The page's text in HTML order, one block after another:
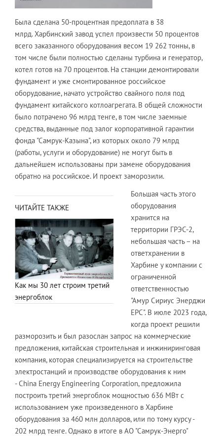
Была сделана 50-процентная предоплата в 38
млрд. Харбинский завод успел произвести 50 процентов
всего заказанного оборудования весом 19 262 тонны, в
том числе были полностью сделаны турбина и генератор,
котел готов на 70 процентов. На станции демонтировали
фундамент и уже смонтированное российское
оборудование, начато устройство свайного поля под
фундамент китайского котлоагрегата. В общей сложности
было потрачено 96 млрд тенге, в том числе заемные
средства, выданные под залог корпоративной гарантии
фонда "Самрук-Казына", из которых около 79 млрд
(работы, услуги и оборудование) не могут быть в
дальнейшем использованы при замене оборудования
обратно на российское. И проект заморозили.
ЧИТАЙТЕ ТАКЖЕ
Как мы 30 лет строим третий
энергоблок
Большая часть этого
оборудования
хранится на
территории ГРЭС-2,
небольшая часть – на
ответхранении в
Харбине у компании с
ограниченной
ответственностью
"Амур Сириус Энерджи
ЕРС". В июле 2023 года,
когда проект решили
разморозить и был разослан запрос на коммерческие
предложения, китайская строительная и инжиниринговая
компания, которая специализируется на строительстве
электростанций и производстве оборудования к ним
- China Energy Engineering Corporation, предложила
построить третий энергоблок мощностью 636 МВт с
использованием уже произведенного в Харбине
оборудования за 460 млн долларов, или по тому курсу -
202 млрд тенге. Однако в итоге в АО "Самрук-Энерго"